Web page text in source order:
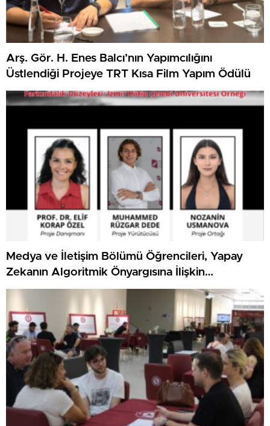
Arş. Gör. H. Enes Balcı’nın Yapımcılığını
Üstlendiği Projeye TRT Kısa Film Yapım Ödülü
Medya ve İletişim Bölümü Öğrencileri, Yapay
Zekanın Algoritmik Önyargısına İlişkin
Farkındalık Düzeylerini Araştıracak